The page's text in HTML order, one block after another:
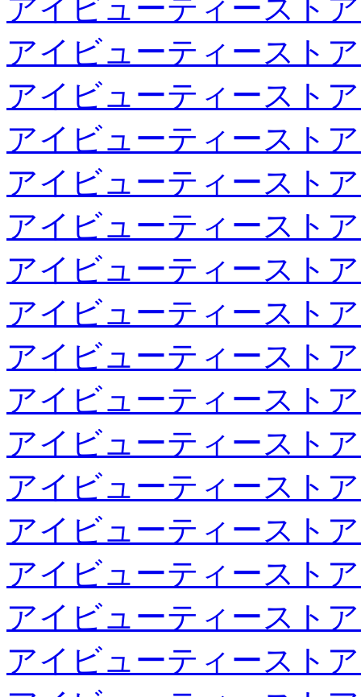
アイビューティースト
アイビューティースト
アイビューティースト
アイビューティースト
アイビューティースト
アイビューティースト
アイビューティースト
アイビューティースト
アイビューティースト
アイビューティースト
アイビューティースト
アイビューティースト
アイビューティースト
アイビューティースト
アイビューティースト
アイビューティースト